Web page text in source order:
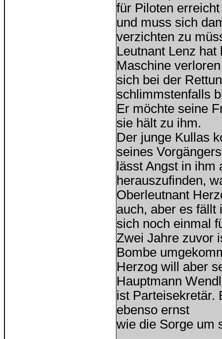
für Piloten erreicht
und muss sich
verzichten zu
Leutnant Lenz
Maschine
sich bei der
schlimmstenfalls
Er möchte seine
sie hält zu ihm.
Der junge Kullas
seines Vorgängers
lässt Angst in
herauszufinden,
Oberleutnant
auch, aber es fällt
sich noch einmal
Zwei Jahre zuvor
Bombe
Herzog will aber
Hauptmann
ist Parteisekretär.
ebenso ernst
wie die Sorge um